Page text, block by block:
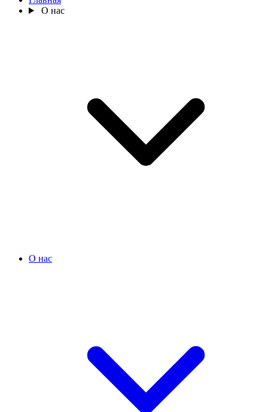
О нас
О нас